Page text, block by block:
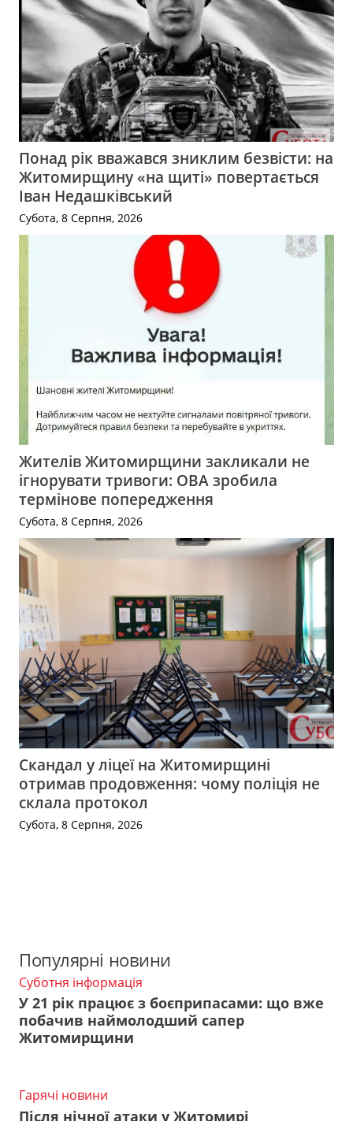
Понад рік вважався зниклим безвісти: на
Житомирщину «на щиті» повертається
Іван Недашківський
Субота, 8 Серпня, 2026
Жителів Житомирщини закликали не
ігнорувати тривоги: ОВА зробила
термінове попередження
Субота, 8 Серпня, 2026
Скандал у ліцеї на Житомирщині
отримав продовження: чому поліція не
склала протокол
Субота, 8 Серпня, 2026
Популярні новини
Суботня інформація
У 21 рік працює з боєприпасами: що вже
побачив наймолодший сапер
Житомирщини
Гарячі новини
Після нічної атаки у Житомирі